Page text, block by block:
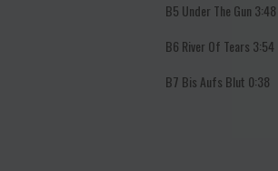
B5 Under The Gun 3:48
B6 River Of Tears 3:54
B7 Bis Aufs Blut 0:38